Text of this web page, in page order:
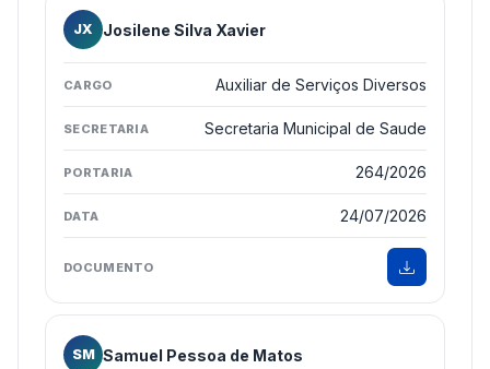
JX Josilene Silva Xavier
Auxiliar de Serviços Diversos
Secretaria Municipal de Saude
264/2026
24/07/2026
SM Samuel Pessoa de Matos